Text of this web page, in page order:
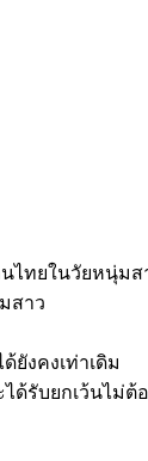
ไทยในวัยหนุ่มส
สาว
ยังคงเท่าเดิม
ด้รับยกเว้นไม่